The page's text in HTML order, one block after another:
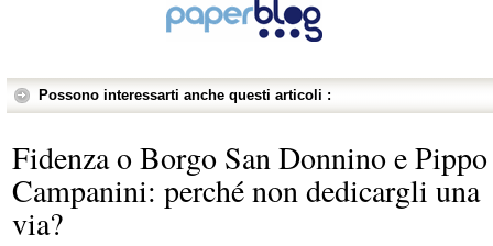
Possono interessarti anche questi articoli :
Fidenza o Borgo San Donnino e Pippo
Campanini: perché non dedicargli una
via?